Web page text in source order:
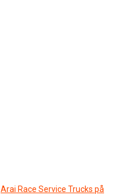
Arai Race Service Trucks på